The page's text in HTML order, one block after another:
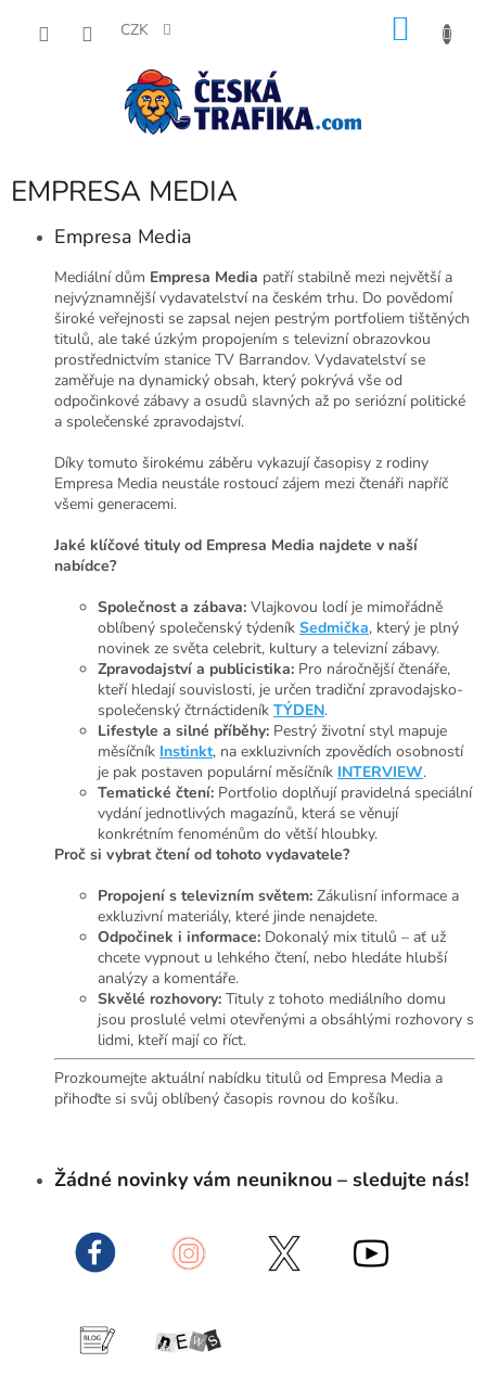
CZK
EMPRESA MEDIA
Empresa Media
Mediální dům Empresa Media patří stabilně mezi největší a
nejvýznamnější vydavatelství na českém trhu. Do povědomí
široké veřejnosti se zapsal nejen pestrým portfoliem tištěných
titulů, ale také úzkým propojením s televizní obrazovkou
prostřednictvím stanice TV Barrandov. Vydavatelství se
zaměřuje na dynamický obsah, který pokrývá vše od
odpočinkové zábavy a osudů slavných až po seriózní politické
a společenské zpravodajství.
Díky tomuto širokému záběru vykazují časopisy z rodiny
Empresa Media neustále rostoucí zájem mezi čtenáři napříč
všemi generacemi.
Jaké klíčové tituly od Empresa Media najdete v naší
nabídce?
Společnost a zábava: Vlajkovou lodí je mimořádně
oblíbený společenský týdeník Sedmička, který je plný
novinek ze světa celebrit, kultury a televizní zábavy.
Zpravodajství a publicistika: Pro náročnější čtenáře,
kteří hledají souvislosti, je určen tradiční zpravodajsko-
společenský čtrnáctideník TÝDEN.
Lifestyle a silné příběhy: Pestrý životní styl mapuje
měsíčník Instinkt, na exkluzivních zpovědích osobností
je pak postaven populární měsíčník INTERVIEW.
Tematické čtení: Portfolio doplňují pravidelná speciální
vydání jednotlivých magazínů, která se věnují
konkrétním fenoménům do větší hloubky.
Proč si vybrat čtení od tohoto vydavatele?
Propojení s televizním světem: Zákulisní informace a
exkluzivní materiály, které jinde nenajdete.
Odpočinek i informace: Dokonalý mix titulů – ať už
chcete vypnout u lehkého čtení, nebo hledáte hlubší
analýzy a komentáře.
Skvělé rozhovory: Tituly z tohoto mediálního domu
jsou proslulé velmi otevřenými a obsáhlými rozhovory s
lidmi, kteří mají co říct.
Prozkoumejte aktuální nabídku titulů od Empresa Media a
přihoďte si svůj oblíbený časopis rovnou do košíku.
Žádné novinky vám neuniknou – sledujte nás!